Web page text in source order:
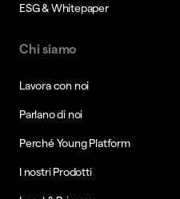
ESG & Whitepaper
Chi siamo
Lavora con noi
Parlano di noi
Perché Young Platform
I nostri Prodotti